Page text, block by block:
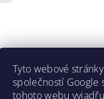
Tyto webové
společností Google
tohoto webu